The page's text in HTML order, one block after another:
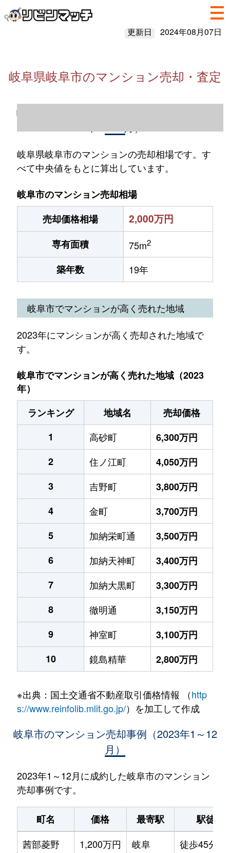
更新日 2024年08月07日
岐阜県岐阜市のマンション売却・査定
岐阜県岐阜市のマンション売却情報（2023
岐阜県岐阜市のマンションの売却相場です。す
べて中央値をもとに算出しています。
岐阜市のマンション売却相場
売却価格相場
2,000万円
専有面積 75m2
築年数 19年
岐阜市でマンションが高く売れた地域
2023年にマンションが高く売却された地域で
す。
岐阜市でマンションが高く売れた地域（2023
年）
ランキング
地域名
売却価格
1
高砂町
6,300万円
2
住ノ江町
4,050万円
3
吉野町
3,800万円
4
金町
3,700万円
5
加納栄町通
3,500万円
6
加納天神町
3,400万円
7
加納大黒町
3,300万円
8
徹明通
3,150万円
9
神室町
3,100万円
10
鏡島精華 2,800万円
※出典：国土交通省不動産取引価格情報 （http
s://www.reinfolib.mlit.go.jp/）を加工して作成
岐阜市のマンション売却事例（2023年1～12
月）
2023年1～12月に成約した岐阜市のマンション
売却事例です。
町名 価格 最寄駅
駅徒歩
茜部菱野
1,200万円 岐阜
徒歩45分